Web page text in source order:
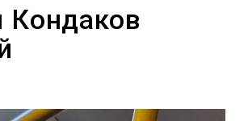
своїх персонажів…
метаморфоз на поверхні
історії мистецтва…
вже пережито і розказано.
Кондаков